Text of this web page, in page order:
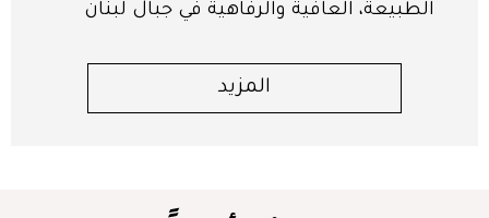
الطبيعة، العافية والرفاهية في جبال لبنان
المزيد